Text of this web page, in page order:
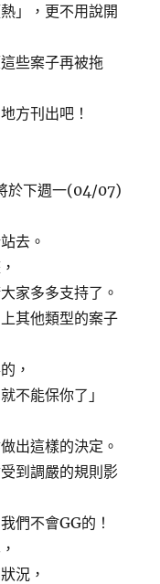
」，更不用說開
些案子再被拖
方刊出吧！
於下週一(04/07)
去。
家多多支持了。
其他類型的案子
，
不能保你了」
出這樣的決定。
到調嚴的規則影
們不會GG的！
況，